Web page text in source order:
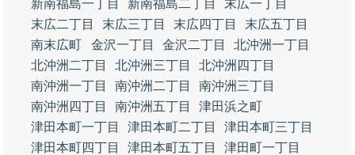
新南福島一丁目
新南福島二丁目
末広一丁目
末広二丁目
末広三丁目 末広四丁目
末広五丁目
南末広町
金沢一丁目 金沢二丁目
北沖洲一丁目
北沖洲二丁目
北沖洲三丁目
北沖洲四丁目
南沖洲一丁目
南沖洲二丁目
南沖洲三丁目
南沖洲四丁目
南沖洲五丁目
津田浜之町
津田本町一丁目
津田本町二丁目
津田本町三丁目
津田本町四丁目
津田本町五丁目
津田町一丁目